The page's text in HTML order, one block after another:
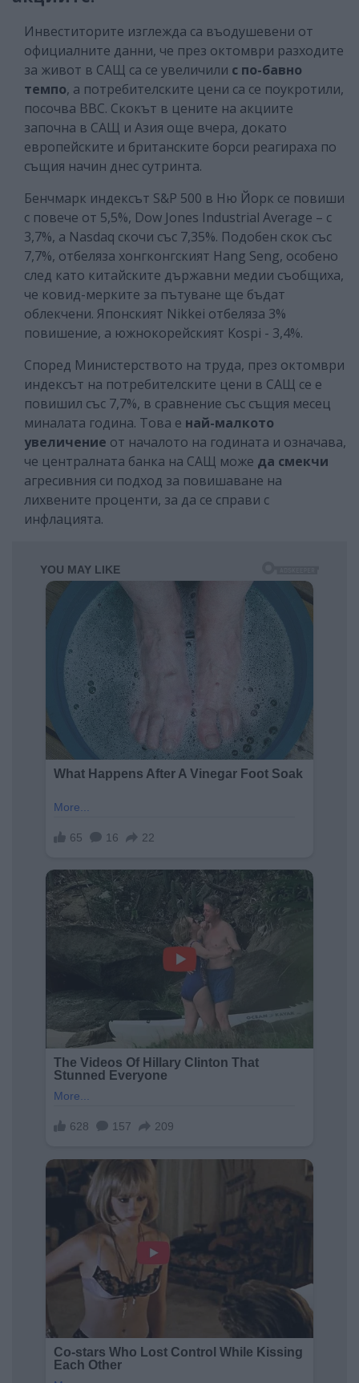
Инвеститорите изглежда са въодушевени от
официалните данни, че през октомври разходите
за живот в САЩ са се увеличили с по-бавно
темпо, а потребителските цени са се поукротили,
посочва ВВС. Скокът в цените на акциите
започна в САЩ и Азия още вчера, докато
европейските и британските борси реагираха по
същия начин днес сутринта.
Бенчмарк индексът S&P 500 в Ню Йорк се повиши
с повече от 5,5%, Dow Jones Industrial Average – с
3,7%, а Nasdaq скочи със 7,35%. Подобен скок със
7,7%, отбеляза хонгконгският Hang Seng, особено
след като китайските държавни медии съобщиха,
че ковид-мерките за пътуване ще бъдат
облекчени. Японският Nikkei отбеляза 3%
повишение, а южнокорейският Kospi - 3,4%.
Според Министерството на труда, през октомври
индексът на потребителските цени в САЩ се е
повишил със 7,7%, в сравнение със същия месец
миналата година. Това е най-малкото
увеличение от началото на годината и означава,
че централната банка на САЩ може да смекчи
агресивния си подход за повишаване на
лихвените проценти, за да се справи с
инфлацията.